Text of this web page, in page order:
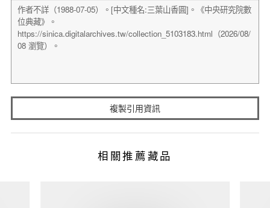
複製引用資訊
相關推薦藏品